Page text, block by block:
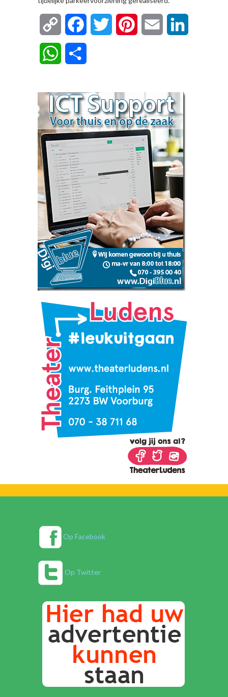
Copy
Link
FacebookTwitter Pinterest Email
WhatsApp
Op Facebook
Op Twitter